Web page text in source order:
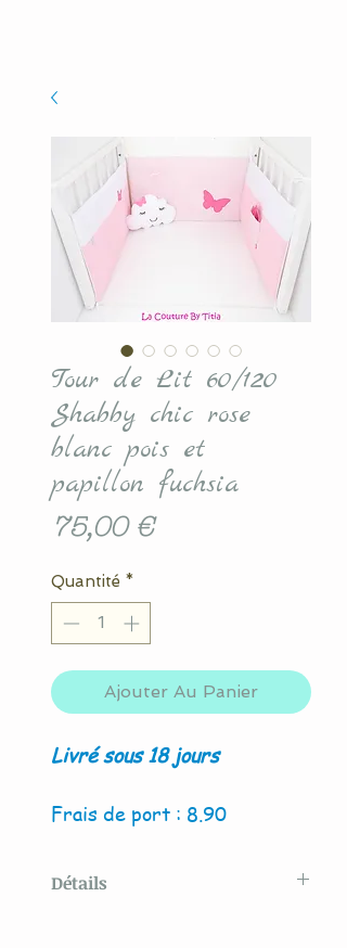
Tour de Lit 60/120
Shabby chic rose
blanc pois et
papillon fuchsia
75,00 €Prix
Quantité *
Ajouter Au Panier
Livré sous 18 jours
Frais de port : 8.90
Détails